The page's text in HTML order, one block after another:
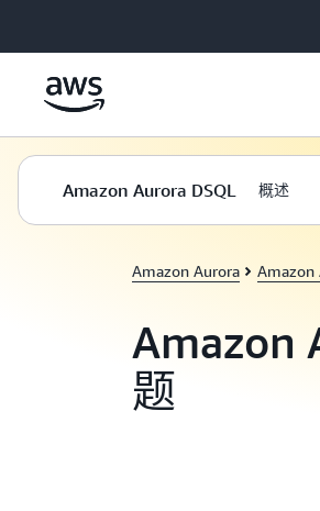
Amazon Aurora DSQL 概述
Amazon Aurora Amazon
Amazon
题